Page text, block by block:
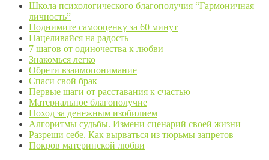
Школа психологического благополучия “Гармоничная
личность”
Поднимите самооценку за 60 минут
Нацеливайся на радость
7 шагов от одиночества к любви
Знакомься легко
Обрети взаимопонимание
Спаси свой брак
Первые шаги от расставания к счастью
Материальное благополучие
Поход за денежным изобилием
Алгоритмы судьбы. Измени сценарий своей жизни
Разреши себе. Как вырваться из тюрьмы запретов
Покров материнской любви